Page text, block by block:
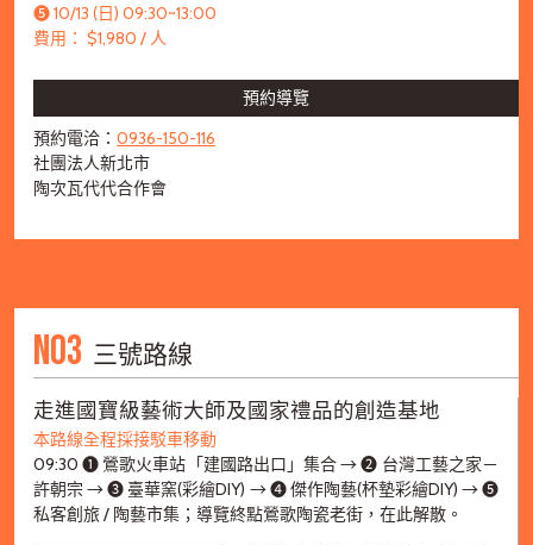
➎ 10/13 (日) 09:30~13:00
費用： $1,980 / 人
預約導覽
預約電洽： 0936-150-116
社團法人新北市
陶次瓦代代合作會
NO3 三號路線
走進國寶級藝術大師及國家禮品的創造基地
本路線全程採接駁車移動
09:30 ➊ 鶯歌火車站「建國路出口」集合 → ➋ 台灣工藝之家－
許朝宗 → ➌ 臺華窯(彩繪DIY) → ➍ 傑作陶藝(杯墊彩繪DIY) → ➎
私客創旅 / 陶藝市集；導覽終點鶯歌陶瓷老街，在此解散。